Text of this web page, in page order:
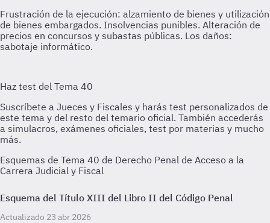
Esquemas de Tema 40 de Derecho Penal de Acceso a la
Carrera Judicial y Fiscal
Esquema del Título XIII del Libro II del Código Penal
Actualizado 23 abr 2026